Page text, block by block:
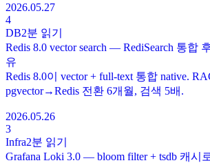
2026.05.27
4
DB2분 읽기
Redis 8.0 vector search — RediSearch 통합
유
Redis 8.0이 vector + full-text 통합 native.
pgvector→Redis 전환 6개월, 검색 5배.
2026.05.26
3
Infra2분 읽기
Grafana Loki 3.0 — bloom filter + tsdb 캐시